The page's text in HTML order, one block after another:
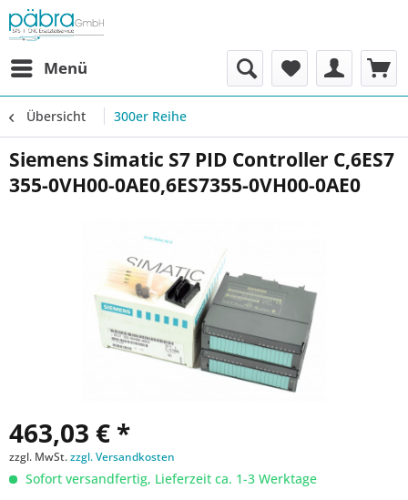
Menü
Übersicht 300er Reihe
Siemens Simatic S7 PID Controller C,6ES7
355-0VH00-0AE0,6ES7355-0VH00-0AE0
463,03 € *
zzgl. MwSt.zzgl. Versandkosten
Sofort versandfertig, Lieferzeit ca. 1-3 Werktage